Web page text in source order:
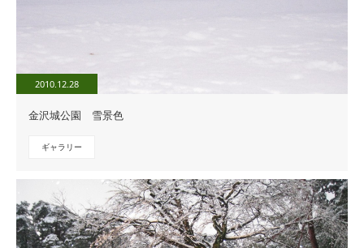
2010.12.28
金沢城公園 雪景色
ギャラリー